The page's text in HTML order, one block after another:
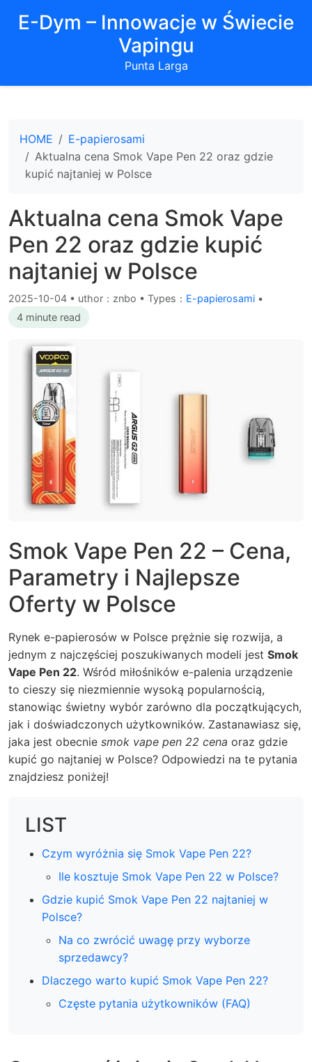
E-Dym – Innowacje w Świecie
Vapingu
Punta Larga
HOME
E-papierosami
Aktualna cena Smok Vape Pen 22 oraz gdzie
kupić najtaniej w Polsce
Aktualna cena Smok Vape
Pen 22 oraz gdzie kupić
najtaniej w Polsce
2025-10-04 • uthor：znbo • Types： E-papierosami •
4 minute read
Smok Vape Pen 22 – Cena,
Parametry i Najlepsze
Oferty w Polsce
Rynek e-papierosów w Polsce prężnie się rozwija, a
jednym z najczęściej poszukiwanych modeli jest Smok
Vape Pen 22. Wśród miłośników e-palenia urządzenie
to cieszy się niezmiennie wysoką popularnością,
stanowiąc świetny wybór zarówno dla początkujących,
jak i doświadczonych użytkowników. Zastanawiasz się,
jaka jest obecnie smok vape pen 22 cena oraz gdzie
kupić go najtaniej w Polsce? Odpowiedzi na te pytania
znajdziesz poniżej!
LIST
Czym wyróżnia się Smok Vape Pen 22?
Ile kosztuje Smok Vape Pen 22 w Polsce?
Gdzie kupić Smok Vape Pen 22 najtaniej w
Polsce?
Na co zwrócić uwagę przy wyborze
sprzedawcy?
Dlaczego warto kupić Smok Vape Pen 22?
Częste pytania użytkowników (FAQ)